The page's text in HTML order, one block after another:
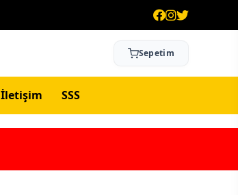
Sepetim
İletişim SSS